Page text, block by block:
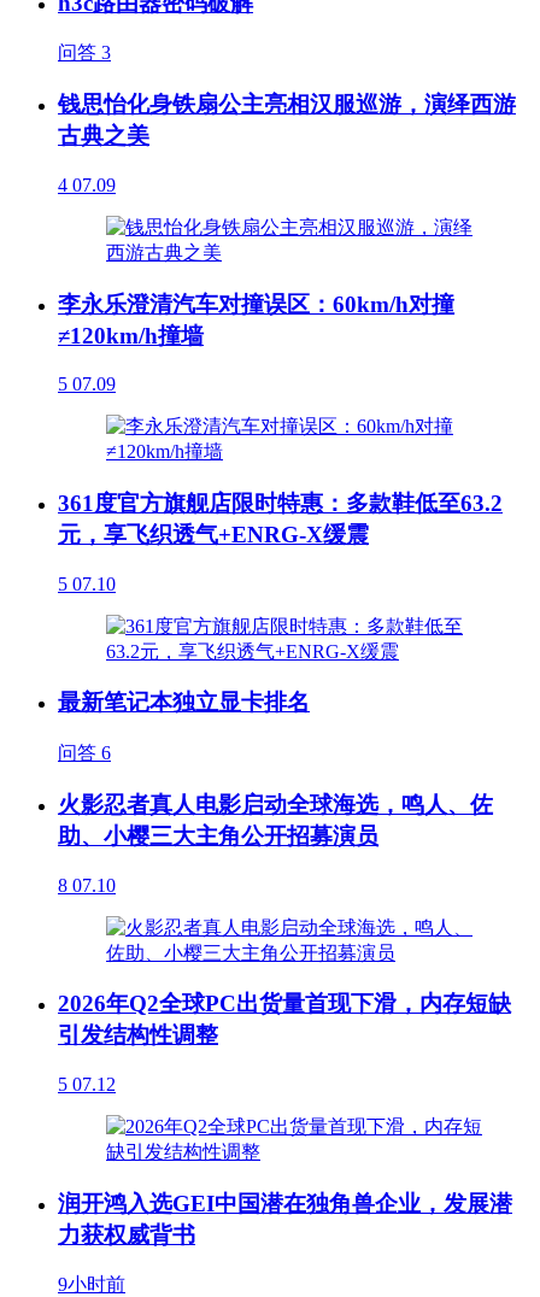
问答 3
钱思怡化身铁扇公主亮相汉服巡游，演绎西游
古典之美
4 07.09
李永乐澄清汽车对撞误区：60km/h对撞
≠120km/h撞墙
5 07.09
361度官方旗舰店限时特惠：多款鞋低至63.2
元，享飞织透气+ENRG-X缓震
5 07.10
最新笔记本独立显卡排名
问答 6
火影忍者真人电影启动全球海选，鸣人、佐
助、小樱三大主角公开招募演员
8 07.10
2026年Q2全球PC出货量首现下滑，内存短缺
引发结构性调整
5 07.12
润开鸿入选GEI中国潜在独角兽企业，发展潜
力获权威背书
9小时前